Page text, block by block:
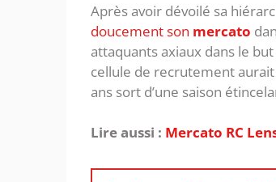
Après avoir dévoilé sa
doucement son mercato
attaquants axiaux dans le
cellule de recrutement
ans sort d’une saison
Lire aussi : Mercato RC